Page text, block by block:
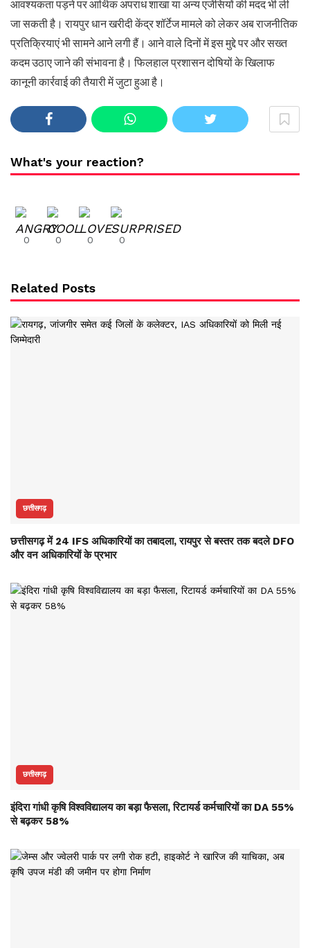
आवश्यकता पड़ने पर आर्थिक अपराध शाखा या अन्य एजेंसियों की मदद भी ली
जा सकती है। रायपुर धान खरीदी केंद्र शॉर्टेज मामले को लेकर अब राजनीतिक
प्रतिक्रियाएं भी सामने आने लगी हैं। आने वाले दिनों में इस मुद्दे पर और सख्त
कदम उठाए जाने की संभावना है। फिलहाल प्रशासन दोषियों के खिलाफ
कानूनी कार्रवाई की तैयारी में जुटा हुआ है।
What's your reaction?
0 0 0 0
Related Posts
छत्तीसगढ़
छत्तीसगढ़ में 24 IFS अधिकारियों का तबादला, रायपुर से बस्तर तक बदले DFO
और वन अधिकारियों के प्रभार
छत्तीसगढ़
इंदिरा गांधी कृषि विश्वविद्यालय का बड़ा फैसला, रिटायर्ड कर्मचारियों का DA 55%
से बढ़कर 58%